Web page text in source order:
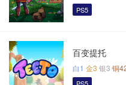
PS5
百变提托
白1 金3 银3 铜